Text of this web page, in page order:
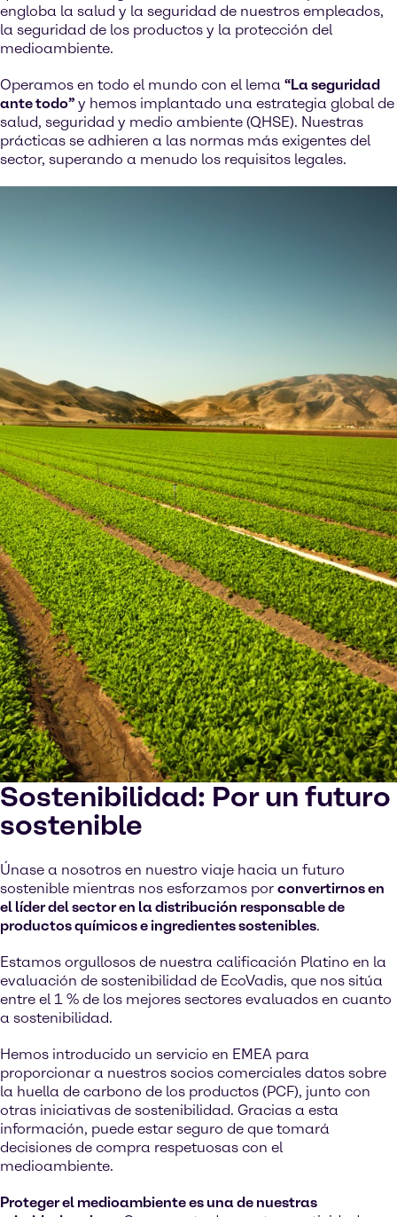
engloba la salud y la seguridad de nuestros empleados,
la seguridad de los productos y la protección del
medioambiente.
Operamos en todo el mundo con el lema “La seguridad
ante todo” y hemos implantado una estrategia global de
salud, seguridad y medio ambiente (QHSE). Nuestras
prácticas se adhieren a las normas más exigentes del
sector, superando a menudo los requisitos legales.
Sostenibilidad: Por un futuro
sostenible
Únase a nosotros en nuestro viaje hacia un futuro
sostenible mientras nos esforzamos por convertirnos en
el líder del sector en la distribución responsable de
productos químicos e ingredientes sostenibles.
Estamos orgullosos de nuestra calificación Platino en la
evaluación de sostenibilidad de EcoVadis, que nos sitúa
entre el 1 % de los mejores sectores evaluados en cuanto
a sostenibilidad.
Hemos introducido un servicio en EMEA para
proporcionar a nuestros socios comerciales datos sobre
la huella de carbono de los productos (PCF), junto con
otras iniciativas de sostenibilidad. Gracias a esta
información, puede estar seguro de que tomará
decisiones de compra respetuosas con el
medioambiente.
Proteger el medioambiente es una de nuestras